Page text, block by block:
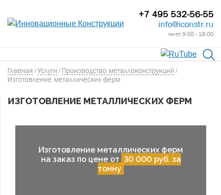
+7 495 532-56-55
info@iconstr.ru
пн-пт 9:00 - 18:00
Главная / Услуги / Производство металлоконструкций /
Изготовление металлических ферм
ИЗГОТОВЛЕНИЕ МЕТАЛЛИЧЕСКИХ ФЕРМ
Изготовление металлических ферм
на заказ по цене от 30 000 руб. за
тонну